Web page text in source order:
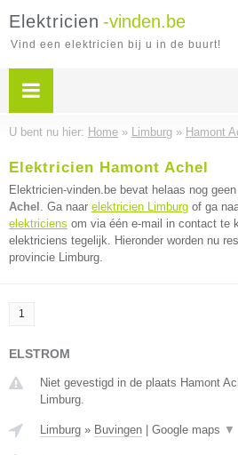
Elektricien -vinden.be
Vind een elektricien bij u in de buurt!
U bent nu hier: Home » Limburg » Hamont
Elektricien Hamont Achel
Elektricien-vinden.be bevat helaas nog geen
Achel . Ga naar elektricien Limburg of ga
elektriciens om via één e-mail in contact te
elektriciens tegelijk. Hieronder worden nu
provincie Limburg.
1
ELSTROM
Niet gevestigd in de plaats Hamont
Limburg.
Limburg » Buvingen Google maps ▼